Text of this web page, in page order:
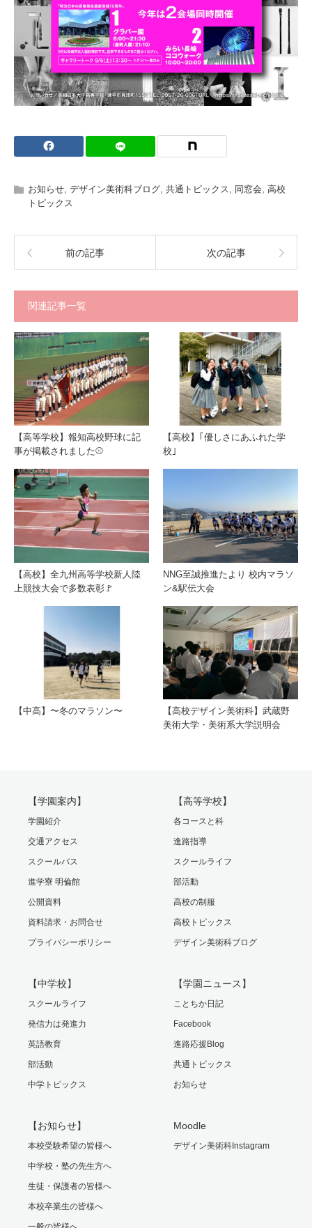
お知らせ デザイン美術科ブログ 共通トピックス 同窓会 高校
トピックス
前の記事 次の記事
関連記事一覧
【高等学校】報知高校野球に記
事が掲載されました⚾
【高校】｢優しさにあふれた学
校｣
【高校】全九州高等学校新人陸
上競技大会で多数表彰🚩
NNG至誠推進たより 校内マラソ
ン&駅伝大会
【中高】〜冬のマラソン〜
【高校デザイン美術科】武蔵野
美術大学・美術系大学説明会
【学園案内】
学園紹介
交通アクセス
スクールバス
進学寮 明倫館
公開資料
資料請求・お問合せ
プライバシーポリシー
【高等学校】
各コースと科
進路指導
スクールライフ
部活動
高校の制服
高校トピックス
デザイン美術科ブログ
【中学校】
スクールライフ
発信力は発進力
英語教育
部活動
中学トピックス
【学園ニュース】
ことちか日記
Facebook
進路応援Blog
共通トピックス
お知らせ
【お知らせ】
本校受験希望の皆様へ
中学校・塾の先生方へ
生徒・保護者の皆様へ
本校卒業生の皆様へ
Moodle
デザイン美術科Instagram